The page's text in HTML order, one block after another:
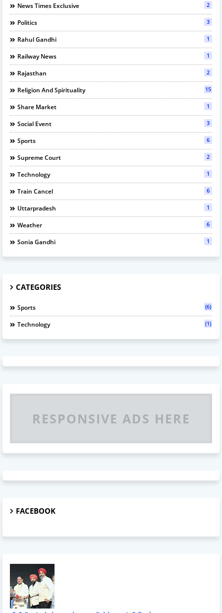
News Times Exclusive 2
Politics 3
Rahul Gandhi 1
Railway News 1
Rajasthan 2
Religion And Spirituality 15
Share Market 1
Social Event 3
Sports 6
Supreme Court 2
Technology 1
Train Cancel 6
Uttarpradesh 1
Weather 6
Sonia Gandhi 1
CATEGORIES
Sports (6)
Technology (1)
RESPONSIVE ADS HERE
FACEBOOK